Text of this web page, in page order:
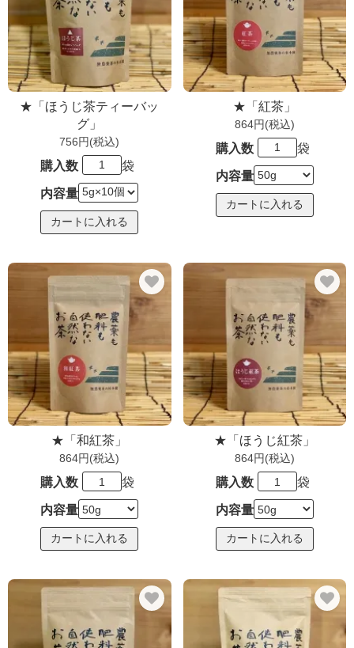
★「ほうじ茶ティーバッ
グ」
756円(税込)
購入数 袋
内容量
★「紅茶」
864円(税込)
購入数 袋
内容量
★「和紅茶」
864円(税込)
購入数 袋
内容量
★「ほうじ紅茶」
864円(税込)
購入数 袋
内容量